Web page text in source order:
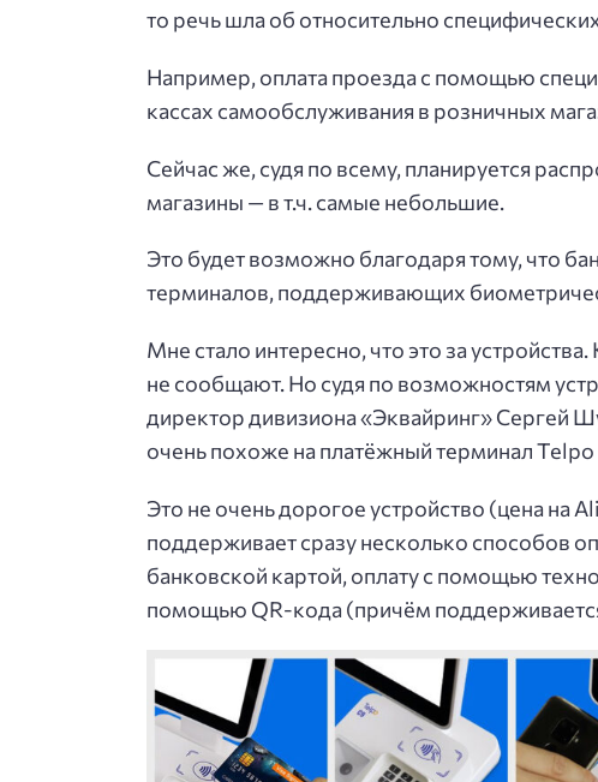
то речь шла об относительно
Например, оплата проезда с помощью
кассах самообслуживания в розничных
Сейчас же, судя по всему, планируется
магазины — в т.ч. самые небольшие.
Это будет возможно благодаря тому, что
терминалов, поддерживающих
Мне стало интересно, что это за
не сообщают. Но судя по возможностям
директор дивизиона «Эквайринг» Сергей
очень похоже на платёжный терминал Telpo
Это не очень дорогое устройство (цена
поддерживает сразу несколько способов
банковской картой, оплату с помощью
помощью QR-кода (причём